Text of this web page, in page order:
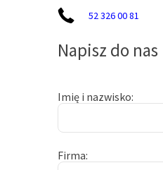
52 326 00 81
Napisz do nas
Imię i nazwisko
Firma